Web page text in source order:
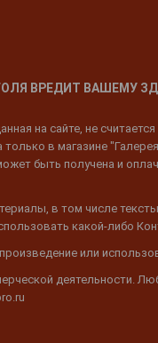
ВРЕДИТ ВАШЕМУ
на сайте, не
в магазине
быть получена и
в том числе
какой-либо
или
деятельности.